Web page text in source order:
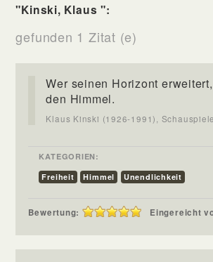
"Kinski, Klaus ":
gefunden 1 Zitat (e)
Wer seinen Horizont
den Himmel.
Klaus Kinski (1926-1991),
KATEGORIEN:
Freiheit
Himmel Unendlichkeit
Bewertung: Eingereicht